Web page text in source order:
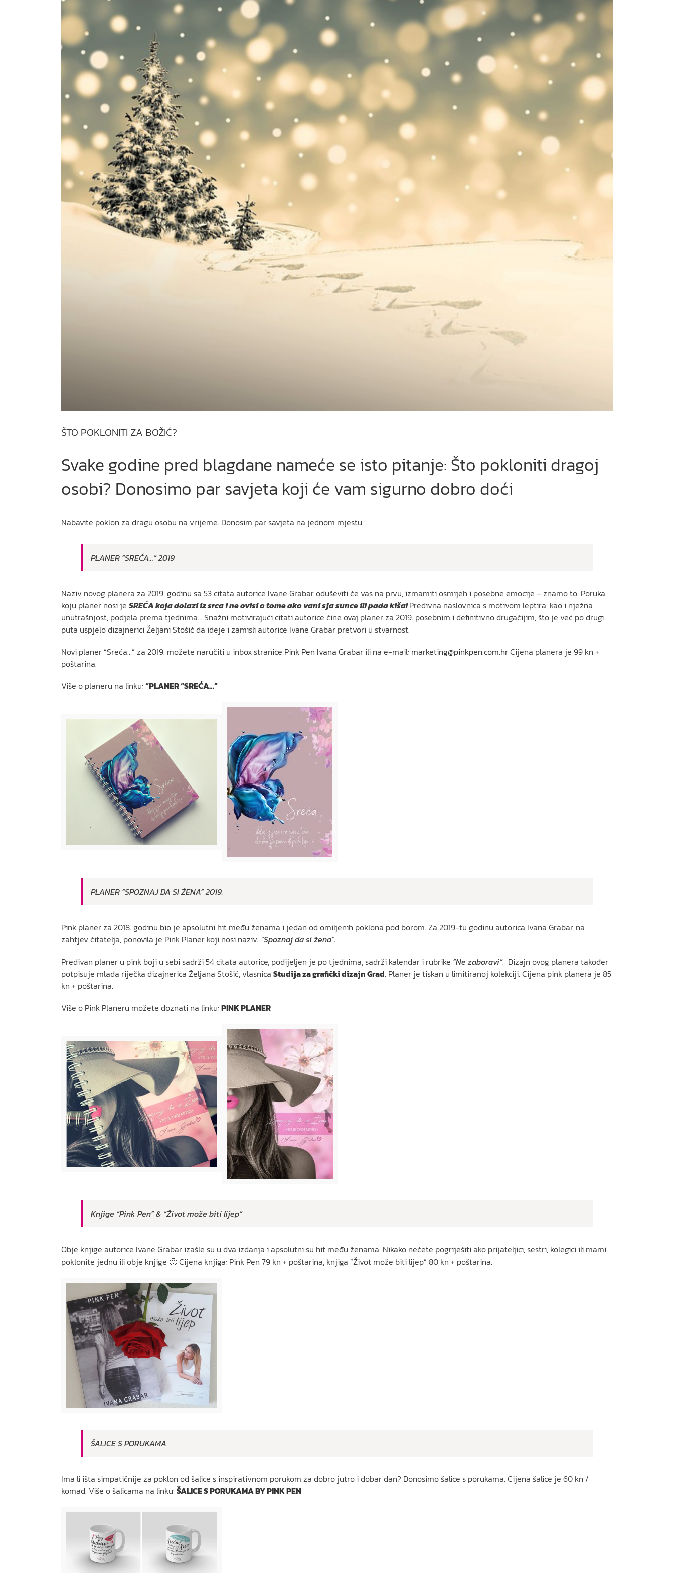
ŠTO POKLONITI ZA BOŽIĆ?
Svake godine pred blagdane nameće se isto pitanje: Što pokloniti dragoj
osobi? Donosimo par savjeta koji će vam sigurno dobro doći
Nabavite poklon za dragu osobu na vrijeme. Donosim par savjeta na jednom mjestu.
PLANER “SREĆA…” 2019
Naziv novog planera za 2019. godinu sa 53 citata autorice Ivane Grabar oduševiti će vas na prvu, izmamiti osmijeh i posebne emocije – znamo to. Poruka
koju planer nosi je SREĆAkoja dolazi iz srca i ne ovisi o tome ako vani sja sunce ili pada kiša!Predivna naslovnica s motivom leptira, kao i nježna
unutrašnjost, podjela prema tjednima… Snažni motivirajući citati autorice čine ovaj planer za 2019. posebnim i definitivno drugačijim, što je već po drugi
puta uspjelo dizajnerici Željani Stošić da ideje i zamisli autorice Ivane Grabar pretvori u stvarnost.
Novi planer “Sreća…” za 2019. možete naručiti u inbox stranice Pink Pen Ivana Grabarili na e-mail: marketing@pinkpen.com.hrCijena planera je 99 kn +
poštarina.
Više o planeru na linku: “PLANER “SREĆA…”
PLANER “SPOZNAJ DA SI ŽENA” 2019.
Pink planer za 2018. godinu bio je apsolutni hit među ženama i jedan od omiljenih poklona pod borom. Za 2019-tu godinu autorica Ivana Grabar, na
zahtjev čitatelja, ponovila je Pink Planer koji nosi naziv: “Spoznaj da si žena”.
Predivan planer u pink boji u sebi sadrži 54 citata autorice, podijeljen je po tjednima, sadrži kalendar i rubrike “Ne zaboravi”. Dizajn ovog planera također
potpisuje mlada riječka dizajnerica Željana Stošić, vlasnica Studija za grafički dizajn Grad. Planer je tiskan u limitiranoj kolekciji. Cijena pink planera je 85
kn + poštarina.
Više o Pink Planeru možete doznati na linku: PINK PLANER
Knjige “Pink Pen” & “Život može biti lijep”
Obje knjige autorice Ivane Grabar izašle su u dva izdanja i apsolutni su hit među ženama. Nikako nećete pogriješiti ako prijateljici, sestri, kolegici ili mami
poklonite jednu ili obje knjige 🙂 Cijena knjiga: Pink Pen 79 kn + poštarina, knjiga “Život može biti lijep” 80 kn + poštarina.
ŠALICE S PORUKAMA
Ima li išta simpatičnije za poklon od šalice s inspirativnom porukom za dobro jutro i dobar dan? Donosimo šalice s porukama. Cijena šalice je 60 kn /
komad. Više o šalicama na linku: ŠALICE S PORUKAMA BY PINK PEN